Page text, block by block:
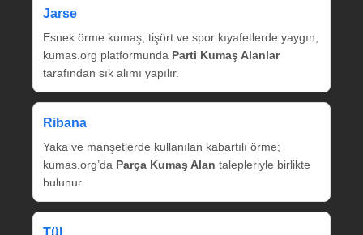
Jarse
Esnek örme kumaş, tişört ve spor kıyafetlerde yaygın;
kumas.org platformunda Parti Kumaş Alanlar
tarafından sık alımı yapılır.
Ribana
Yaka ve manşetlerde kullanılan kabartılı örme;
kumas.org’da Parça Kumaş Alan talepleriyle birlikte
bulunur.
Tül